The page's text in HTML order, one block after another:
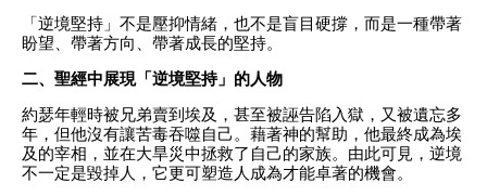
「逆境堅持」不是壓抑情緒，也不是盲目硬撐，而是一種帶著
盼望、帶著方向、帶著成長的堅持。
二、聖經中展現「逆境堅持」的人物
約瑟年輕時被兄弟賣到埃及，甚至被誣告陷入獄，又被遺忘多
年，但他沒有讓苦毒吞噬自己。藉著神的幫助，他最終成為埃
及的宰相，並在大旱災中拯救了自己的家族。由此可見，逆境
不一定是毀掉人，它更可塑造人成為才能卓著的機會。